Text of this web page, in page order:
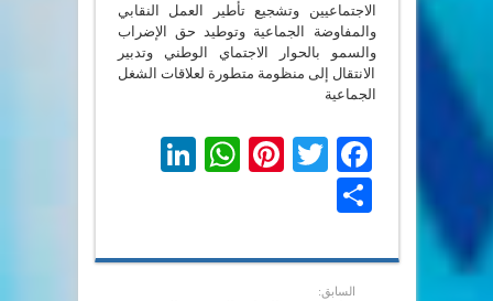
الاجتماعيين وتشجيع تأطير العمل النقابي
والمفاوضة الجماعية وتوطيد حق الإضراب
والسمو بالحوار الاجتماي الوطني وتدبير
الانتقال إلى منظومة متطورة لعلاقات الشغل
الجماعية
Facebook
Twitter
Pinterest
WhatsApp
السابق: